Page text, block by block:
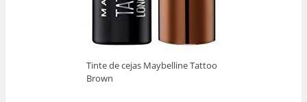
Tinte de cejas Maybelline Tattoo
Brown